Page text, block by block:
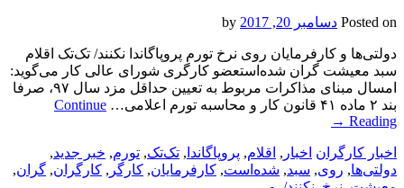
Posted on دسامبر 20, 2017
دولتی‌ها و کارفرمایان روی نرخ تورم پروپاگاندا نکنند/ تک‌تک اقلام
سبد معیشت گران شده‌استعضو کارگری شورای عالی کار می‌گوید:
امسال مبنای مذاکرات مربوط به تعیین حداقل مزد سال ۹۷، صرفا
بند ۲ ماده ۴۱ قانون کار و محاسبه تورم اعلامی…
Continue
Reading
→
اخبار کارگران اخبار , اقلام, پروپاگاندا , تک‌تک, تورم, خبر جدید,
دولتی‌ها, روی, سبد, شده‌است, کارفرمایان, کارگر , کارگران, گران,